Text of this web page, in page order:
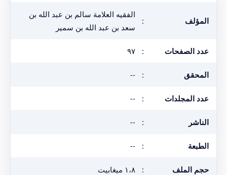
المؤلف :
الفقيه العلامة سالم بن عبد الله بن
سعد بن عبد الله بن سمير
عدد الصفحات : ٩٧
المحقق :
--
عدد المجلدات :
--
الناشر :
--
الطبعة :
--
حجم الملف : ١،٨ ميغابيت